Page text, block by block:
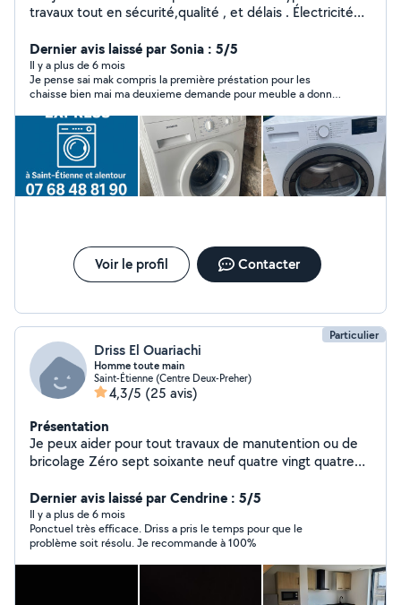
travaux tout en sécurité,qualité , et délais . Électricité
neuf. Volet roulant ( manuel, ou électrique ) Serrurier.
(urgence, changement,etc) Plomberie
(urgences,sanitaire bouché) Montage de
meuble(chambre ,cuisine équipée ,table) Tringlerie
(rideaux ,étagère ..) Électroménager lave linge, sèche
linge ( dépannage,petit ou gros) Nettoyages :canapé.
Tonte pelouse , arbuste. Déménagement.
Désencombrement vide cave ,garage. Débarrasse tout
électroménager . Pose parquet flottant,bois, ou
Dernier avis laissé par Sonia : 5/5
Il y a plus de 6 mois
Je pense sai mak compris la première préstation pour les
chaisse bien mai ma deuxieme demande pour meuble a donne
Voir le profil Contacter
Particulier
Driss El Ouariachi
Homme toute main
Saint-Étienne (Centre Deux-Preher)
4,3/5 (25 avis)
Présentation
Je peux aider pour tout travaux de manutention ou de
bricolage Zéro sept soixante neuf quatre vingt quatre
Dernier avis laissé par Cendrine : 5/5
Il y a plus de 6 mois
Ponctuel très efficace. Driss a pris le temps pour que le
problème soit résolu. Je recommande à 100%